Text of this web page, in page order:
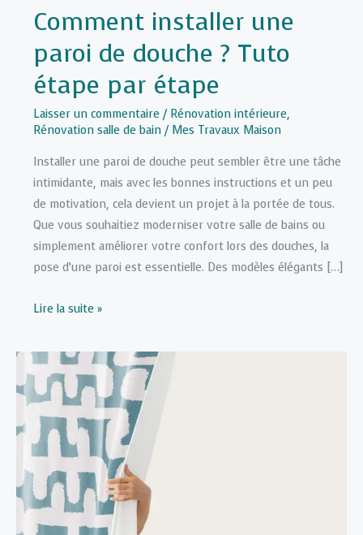
Comment installer une
paroi de douche ? Tuto
étape par étape
Laisser un commentaire / Rénovation intérieure,
Rénovation salle de bain / Mes Travaux Maison
Installer une paroi de douche peut sembler être une tâche
intimidante, mais avec les bonnes instructions et un peu
de motivation, cela devient un projet à la portée de tous.
Que vous souhaitiez moderniser votre salle de bains ou
simplement améliorer votre confort lors des douches, la
pose d’une paroi est essentielle. Des modèles élégants […]
Comment
une
paroi
de
douche
Tuto
étape
par
Lire la suite »